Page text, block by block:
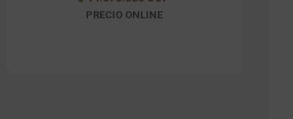
PRECIO ONLINE